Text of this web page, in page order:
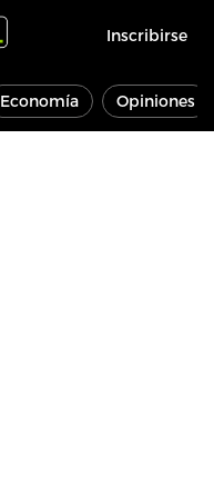
Inscribirse
Economía Opiniones